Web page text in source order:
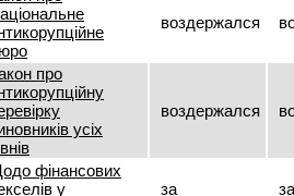
воздержался
про
усіх
воздержался
фінансових
у
за за